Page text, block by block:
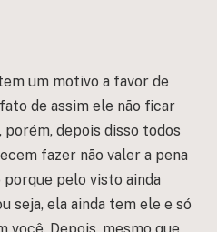
um motivo a favor de
de assim ele não ficar
depois disso todos
fazer não valer a pena
porque pelo visto ainda
seja, ela ainda tem ele e só
você. Depois, mesmo que